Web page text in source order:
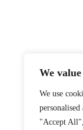
We
We use
"Accept